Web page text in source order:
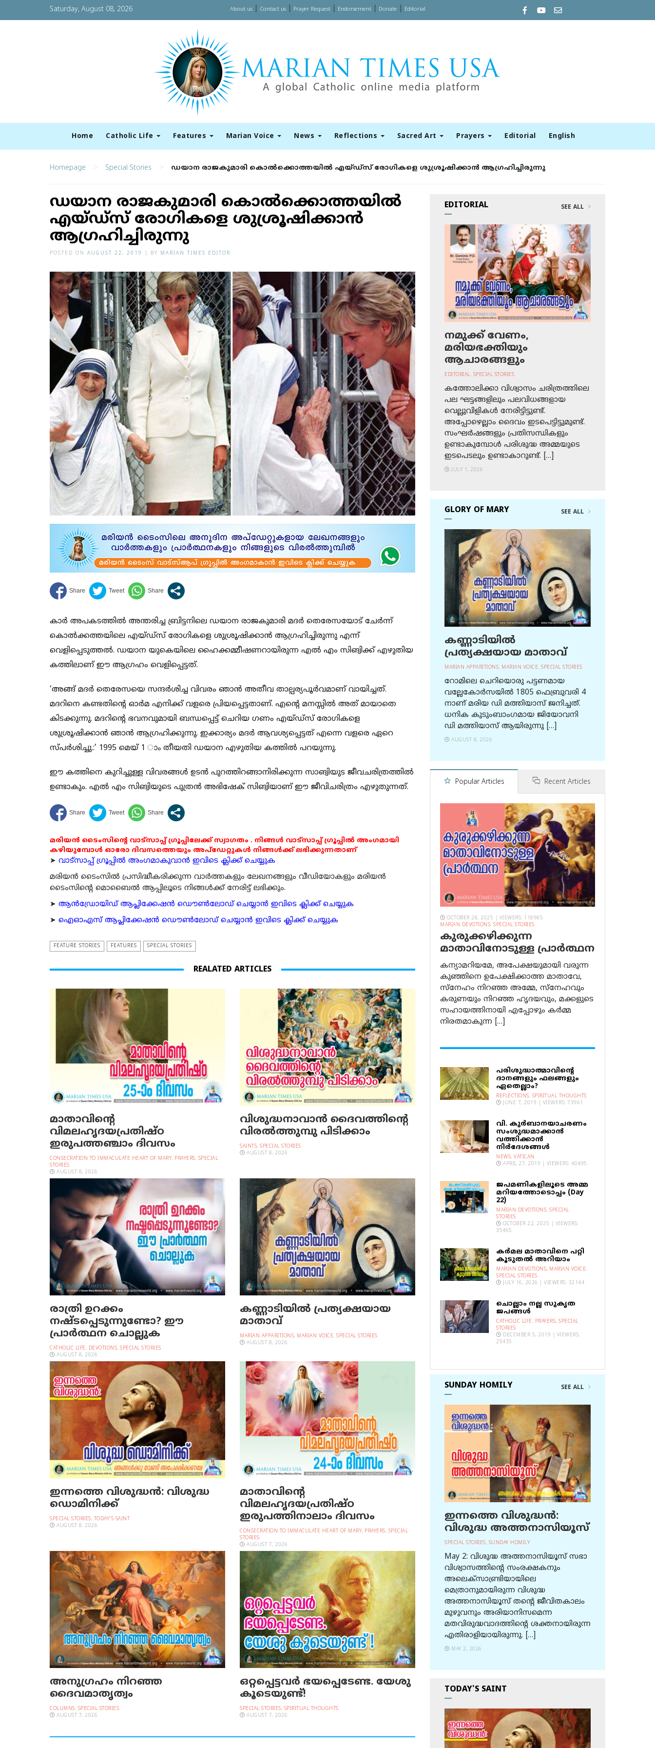
Saturday, August 08, 2026 About us| Contact us| Prayer Request| Endorsement| Donate Editorial
Home Catholic Life Features Marian Voice News Reflections Sacred Art Prayers Editorial English
Homepage > Special Stories > ഡയാന രാജകുമാരി കൊല്‍ക്കൊത്തയില്‍ എയ്ഡ്‌സ് രോഗികളെ ശുശ്രൂഷിക്കാന്‍ ആഗ്രഹിച്ചിരുന്നു
ഡയാന രാജകുമാരി കൊല്‍ക്കൊത്തയില്‍
എയ്ഡ്‌സ് രോഗികളെ ശുശ്രൂഷിക്കാന്‍
ആഗ്രഹിച്ചിരുന്നു
POSTED ON AUGUST 22, 2019 BY MARIAN TIMES EDITOR
കാര്‍ അപകടത്തില്‍ അന്തരിച്ച ബ്രിട്ടനിലെ ഡയാന രാജകുമാരി മദര്‍ തെരേസയോട് ചേര്‍ന്ന്
കൊല്‍ക്കത്തയിലെ എയ്ഡ്‌സ് രോഗികളെ ശുശ്രൂഷിക്കാന്‍ ആഗ്രഹിച്ചിരുന്നു എന്ന്
വെളിപ്പെടുത്തല്‍. ഡയാന യുകെയിലെ ഹൈക്കമ്മീഷണറായിരുന്ന എല്‍ എം സിങ്വിക്ക് എഴുതിയ
കത്തിലാണ് ഈ ആഗ്രഹം വെളിപ്പെട്ടത്.
‘അങ്ങ് മദര്‍ തെരേസയെ സന്ദര്‍ശിച്ച വിവരം ഞാന്‍ അതീവ താല്പര്യപൂര്‍വമാണ് വായിച്ചത്.
മദറിനെ കണ്ടതിന്റെ ഓര്‍മ എനിക്ക് വളരെ പ്രിയപ്പെട്ടതാണ്. എന്റെ മനസ്സില്‍ അത് മായാതെ
കിടക്കുന്നു. മദറിന്റെ ഭവനവുമായി ബന്ധപ്പെട്ട് ചെറിയ ഗണം എയ്ഡ്‌സ് രോഗികളെ
ശുശ്രൂഷിക്കാന്‍ ഞാന്‍ ആഗ്രഹിക്കുന്നു. ഇക്കാര്യം മദര്‍ ആവശ്യപ്പെട്ടത് എന്നെ വളരെ ഏറെ
സ്പര്‍ശിച്ചു.:’ 1995 മെയ് 1 ാം തീയതി ഡയാന എഴുതിയ കത്തില്‍ പറയുന്നു.
ഈ കത്തിനെ കുറിച്ചുള്ള വിവരങ്ങള്‍ ഉടന്‍ പുറത്തിറങ്ങാനിരിക്കുന്ന സാങ്വിയുട ജീവചരിത്രത്തില്‍
ഉണ്ടാകും. എല്‍ എം സിങ്വിയുടെ പുത്രന്‍ അഭിഷേക് സിങ്വിയാണ് ഈ ജീവിചരിത്രം എഴുതുന്നത്.
മരിയൻ ടൈംസിന്റെ വാട്സാപ്പ് ഗ്രൂപ്പിലേക്ക് സ്വാഗതം . നിങ്ങൾ വാട്സാപ്പ് ഗ്രൂപ്പിൽ അംഗമായി
കഴിയുമ്പോൾ ഓരോ ദിവസത്തെയും അപ്ഡേറ്റുകൾ നിങ്ങൾക്ക് ലഭിക്കുന്നതാണ്
➤ വാട്സാപ്പ് ഗ്രൂപ്പിൽ അംഗമാകുവാൻ ഇവിടെ ക്ലിക്ക് ചെയ്യുക
മരിയന്‍ ടൈംസില്‍ പ്രസിദ്ധീകരിക്കുന്ന വാര്‍ത്തകളും ലേഖനങ്ങളും വീഡിയോകളും മരിയന്‍
ടൈംസിന്റെ മൊബൈല്‍ ആപ്പിലൂടെ നിങ്ങള്‍ക്ക് നേരിട്ട് ലഭിക്കും.
➤ ആന്‍ഡ്രോയിഡ് ആപ്ലിക്കേഷന്‍ ഡൌണ്‍ലോഡ് ചെയ്യാന്‍ ഇവിടെ ക്ലിക്ക് ചെയ്യുക
➤ ഐഓഎസ് ആപ്ലിക്കേഷന്‍ ഡൌണ്‍ലോഡ് ചെയ്യാന്‍ ഇവിടെ ക്ലിക്ക് ചെയ്യുക
FEATURE STORIES FEATURES SPECIAL STORIES
REALATED ARTICLES
മാതാവിന്റെ
വിമലഹൃദയപ്രതിഷ്ഠ
ഇരുപത്തഞ്ചാം ദിവസം
CONSECRATION TO IMMACULATE HEART OF MARY, PRAYERS, SPECIAL
STORIES
AUGUST 8, 2026
വിശുദ്ധനാവാന്‍ ദൈവത്തിന്റെ
വിരല്‍ത്തുമ്പു പിടിക്കാം
SAINTS, SPECIAL STORIES
AUGUST 8, 2026
രാത്രി ഉറക്കം
നഷ്ടപ്പെടുന്നുണ്ടോ? ഈ
പ്രാര്‍ത്ഥന ചൊല്ലുക
CATHOLIC LIFE, DEVOTIONS, SPECIAL STORIES
AUGUST 8, 2026
കണ്ണാടിയില്‍ പ്രത്യക്ഷയായ
മാതാവ്
MARIAN APPARITIONS, MARIAN VOICE, SPECIAL STORIES
AUGUST 8, 2026
ഇന്നത്തെ വിശുദ്ധന്‍: വിശുദ്ധ
ഡൊമിനിക്ക്
SPECIAL STORIES, TODAY'S SAINT
AUGUST 8, 2026
മാതാവിന്റെ
വിമലഹൃദയപ്രതിഷ്ഠ
ഇരുപത്തിനാലാം ദിവസം
CONSECRATION TO IMMACULATE HEART OF MARY, PRAYERS, SPECIAL
STORIES
AUGUST 7, 2026
അനുഗ്രഹം നിറഞ്ഞ
ദൈവമാതൃത്വം
COLUMNS, SPECIAL STORIES
AUGUST 7, 2026
ഒറ്റപ്പെട്ടവര്‍ ഭയപ്പെടേണ്ട. യേശു
കൂടെയുണ്ട്!
SPECIAL STORIES, SPIRITUAL THOUGHTS
AUGUST 7, 2026
EDITORIAL SEE ALL
നമുക്ക് വേണം,
മരിയഭക്തിയും
ആചാരങ്ങളും
EDITORIAL, SPECIAL STORIES
കത്തോലിക്കാ വിശ്വാസം ചരിത്രത്തിലെ
പല ഘട്ടങ്ങളിലും പലവിധങ്ങളായ
വെല്ലുവിളികള്‍ നേരിട്ടിട്ടുണ്ട്.
അപ്പോഴെല്ലാം ദൈവം ഇടപെട്ടിട്ടുമുണ്ട്.
സംഘര്‍ഷങ്ങളും പ്രതിസന്ധികളും
ഉണ്ടാകുമ്പോള്‍ പരിശുദ്ധ അമ്മയുടെ
ഇടപെടലും ഉണ്ടാകാറുണ്ട്. […]
JULY 1, 2026
GLORY OF MARY SEE ALL
കണ്ണാടിയില്‍
പ്രത്യക്ഷയായ മാതാവ്
MARIAN APPARITIONS, MARIAN VOICE, SPECIAL STORIES
റോമിലെ ചെറിയൊരു പട്ടണമായ
വല്ലേകോര്‍സയില്‍ 1805 ഫെബ്രുവരി 4
നാണ് മരിയ ഡി മത്തിയാസ് ജനിച്ചത്.
ധനിക കുടുംബാംഗമായ ജിയോവനി
ഡി മത്തിയാസ് ആയിരുന്നു […]
AUGUST 8, 2026
Popular Articles Recent Articles
OCTOBER 28, 2025 | VIEWERS: 118985
MARIAN DEVOTIONS, SPECIAL STORIES
കുരുക്കഴിക്കുന്ന
മാതാവിനോടുള്ള പ്രാര്‍ത്ഥന
കന്യാമറിയമേ, അപേക്ഷയുമായി വരുന്ന
കുഞ്ഞിനെ ഉപേക്ഷിക്കാത്ത മാതാവേ,
സ്നേഹം നിറഞ്ഞ അമ്മേ, സ്നേഹവും
കരുണയും നിറഞ്ഞ ഹൃദയവും, മക്കളുടെ
സഹായത്തിനായി എപ്പോഴും കർമ്മ
നിരതമാകുന്ന […]
പരിശുദ്ധാത്മാവിന്റെ
ദാനങ്ങളും ഫലങ്ങളും
ഏതെല്ലാം?
REFLECTIONS, SPIRITUAL THOUGHTS
JUNE 7, 2019 | VIEWERS: 73961
വി. കുര്‍ബാനയാചരണം
സംശുദ്ധമാക്കാന്‍
വത്തിക്കാന്‍
നിര്‍ദേശങ്ങള്‍
NEWS, VATICAN
APRIL 27, 2019 | VIEWERS: 40495
ജപമണികളിലൂടെ അമ്മ
മറിയത്തോടൊപ്പം (Day
22)
MARIAN DEVOTIONS, SPECIAL
STORIES
OCTOBER 22, 2025 | VIEWERS:
35465
കര്‍മല മാതാവിനെ പറ്റി
കൂടുതല്‍ അറിയാം
MARIAN DEVOTIONS, MARIAN VOICE,
SPECIAL STORIES
JULY 16, 2026 | VIEWERS: 32144
ചൊല്ലാം നല്ല സുകൃത
ജപങ്ങൾ
CATHOLIC LIFE, PRAYERS, SPECIAL
STORIES
DECEMBER 5, 2019 | VIEWERS:
29435
SUNDAY HOMILY SEE ALL
ഇന്നത്തെ വിശുദ്ധന്‍:
വിശുദ്ധ അത്തനാസിയൂസ്
SPECIAL STORIES, SUNDAY HOMILY
May 2: വിശുദ്ധ അത്തനാസിയൂസ് സഭാ
വിശ്വാസത്തിന്റെ സംരക്ഷകനും
അലെക്സാണ്ട്രിയായിലെ
മെത്രാനുമായിരുന്ന വിശുദ്ധ
അത്തനാസിയൂസ് തന്റെ ജീവിതകാലം
മുഴുവനും അരിയാനിസമെന്ന
മതവിരുദ്ധവാദത്തിന്റെ ശക്തനായിരുന്ന
എതിരാളിയായിരുന്നു. […]
MAY 2, 2026
TODAY'S SAINT